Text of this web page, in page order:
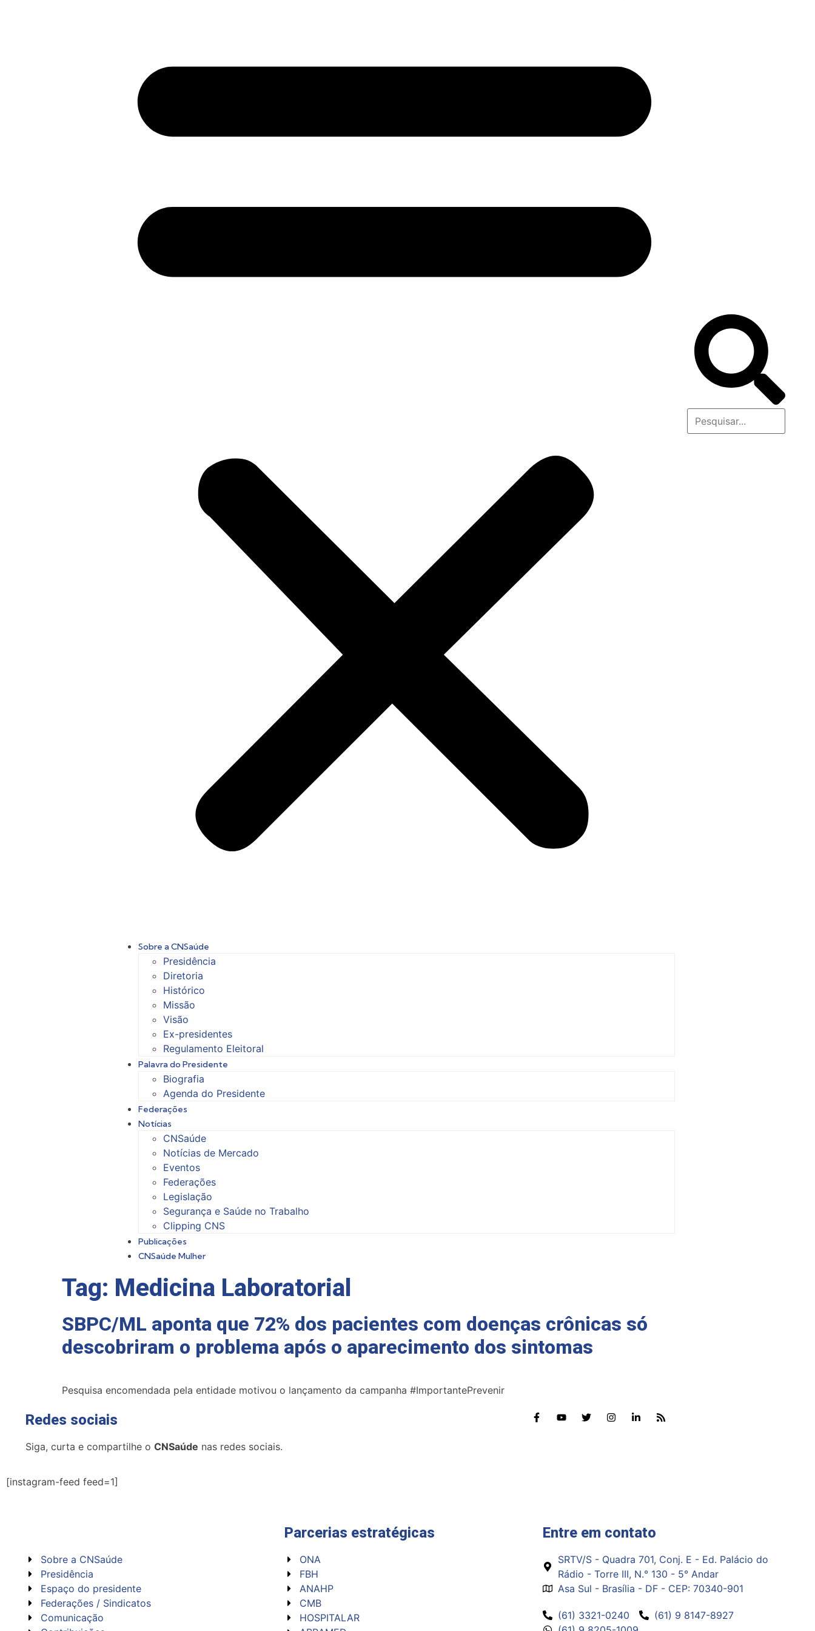
Sobre a CNSaúde
Presidência
Diretoria
Histórico
Missão
Visão
Ex-presidentes
Regulamento Eleitoral
Palavra do Presidente
Biografia
Agenda do Presidente
Federações
Notícias
CNSaúde
Notícias de Mercado
Eventos
Federações
Legislação
Segurança e Saúde no Trabalho
Clipping CNS
Publicações
CNSaúde Mulher
Tag: Medicina Laboratorial
SBPC/ML aponta que 72% dos pacientes com doenças crônicas só
descobriram o problema após o aparecimento dos sintomas
Pesquisa encomendada pela entidade motivou o lançamento da campanha #ImportantePrevenir
Redes sociais
Siga, curta e compartilhe o CNSaúde nas redes sociais.
[instagram-feed feed=1]
Sobre a CNSaúde
Presidência
Espaço do presidente
Federações / Sindicatos
Comunicação
Parcerias estratégicas
ONA
FBH
ANAHP
CMB
HOSPITALAR
Entre em contato
SRTV/S - Quadra 701, Conj. E - Ed. Palácio do
Rádio - Torre III, N.° 130 - 5° Andar
Asa Sul - Brasília - DF - CEP: 70340-901
(61) 3321-0240
(61) 9 8147-8927